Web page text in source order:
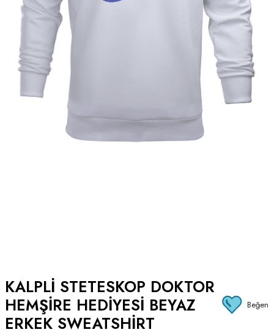
KALPLI STETESKOP DOKTOR
HEMŞIRE HEDIYESI BEYAZ
ERKEK SWEATSHIRT
Beğen